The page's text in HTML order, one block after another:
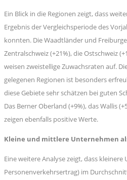
Ein Blick in die Regionen zeigt, dass
Ergebnis der Vergleichsperiode des
konnten. Die Waadtländer und
Zentralschweiz (+21%), die Ostschweiz
weisen zweistellige Zuwachsraten auf.
gelegenen Regionen ist besonders
diese Gebiete sehr schätzen bei guten
Das Berner Oberland (+9%), das Wallis
zeigen ebenfalls positive Werte.
Kleine und mittlere Unternehmen
Eine weitere Analyse zeigt, dass
Personenverkehrsertrag) im